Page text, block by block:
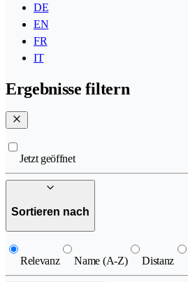
DE
EN
FR
IT
Ergebnisse filtern
Jetzt geöffnet
Sortieren nach
Relevanz Name (A-Z) Distanz